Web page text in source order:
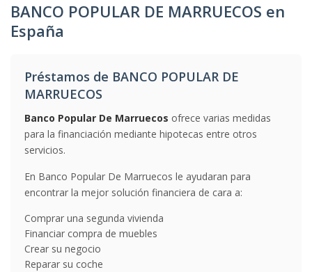
BANCO POPULAR DE MARRUECOS en
España
Préstamos de BANCO POPULAR DE
MARRUECOS
Banco Popular De Marruecos ofrece varias medidas
para la financiación mediante hipotecas entre otros
servicios.
En Banco Popular De Marruecos le ayudaran para
encontrar la mejor solución financiera de cara a:
Comprar una segunda vivienda
Financiar compra de muebles
Crear su negocio
Reparar su coche